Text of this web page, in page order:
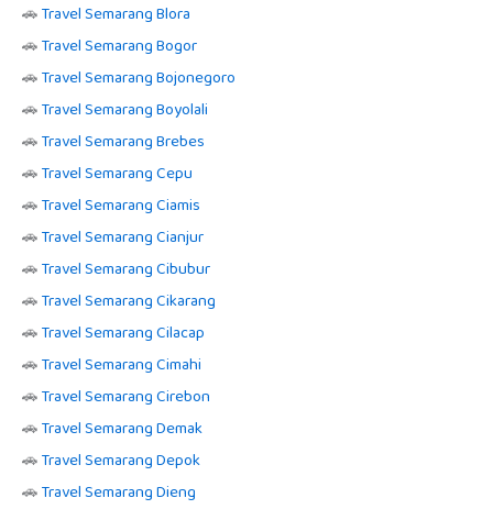
🚗Travel Semarang Blora
🚗Travel Semarang Bogor
🚗Travel Semarang Bojonegoro
🚗Travel Semarang Boyolali
🚗Travel Semarang Brebes
🚗Travel Semarang Cepu
🚗Travel Semarang Ciamis
🚗Travel Semarang Cianjur
🚗Travel Semarang Cibubur
🚗Travel Semarang Cikarang
🚗Travel Semarang Cilacap
🚗Travel Semarang Cimahi
🚗Travel Semarang Cirebon
🚗Travel Semarang Demak
🚗Travel Semarang Depok
🚗Travel Semarang Dieng